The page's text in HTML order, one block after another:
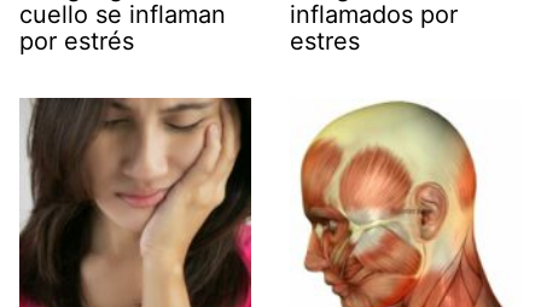
cuello se inflaman
por estrés
inflamados por
estres